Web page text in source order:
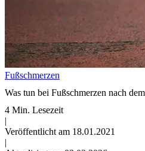
Fußschmerzen
Was tun bei Fußschmerzen nach
4 Min. Lesezeit
|
Veröffentlicht am 18.01.2021
|